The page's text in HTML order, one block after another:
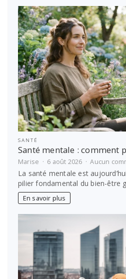
SANTÉ
Santé mentale : comment
Marise 6 août 2026 Aucun
La santé mentale est
pilier fondamental du bien-être
En savoir plus